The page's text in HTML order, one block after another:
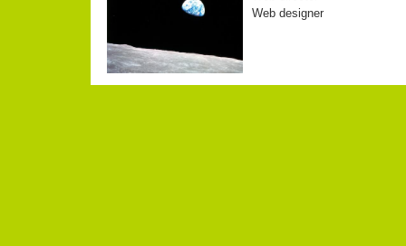
Web designer